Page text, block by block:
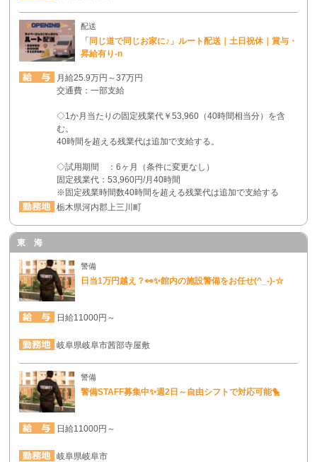
配送
「同じ道で同じお家に♪」ルート配送｜土日祝休｜賞与・
昇給有り-n
月給25.9万円～37万円
交通費：一部支給
◇1か月当たりの固定残業代￥53,960（40時間相当分）を含
む。
40時間を超える残業代は追加で支給する。
◇試用期間 ：6ヶ月（条件に変更なし）
固定残業代：53,960円/月40時間
※固定残業時間数40時間を超える残業代は追加で支給する
栃木県河内郡上三川町
東 海
警備
日当1万円越え？👀✨館内の施設警備をお任せ(^_-)-☆
日給11000円～
岐阜県岐阜市茜部寺屋敷
警備
警備STAFF募集中✨週2日～自由シフトで対応可能🐤
日給11000円～
岐阜県岐阜市